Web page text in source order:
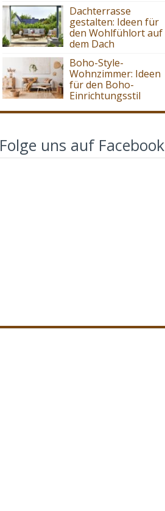
Dachterrasse
gestalten: Ideen für
den Wohlfühlort auf
dem Dach
Boho-Style-
Wohnzimmer: Ideen
für den Boho-
Einrichtungsstil
Folge uns auf Facebook